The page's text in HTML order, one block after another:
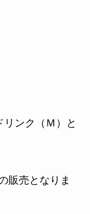
ンク（Ｍ）と
販売となりま